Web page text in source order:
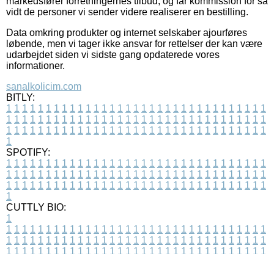
vidt de personer vi sender videre realiserer en bestilling.
Data omkring produkter og internet selskaber ajourføres
løbende, men vi tager ikke ansvar for rettelser der kan være
udarbejdet siden vi sidste gang opdaterede vores
informationer.
sanalkolicim.com
BITLY:
1 1 1 1 1 1 1 1 1 1 1 1 1 1 1 1 1 1 1 1 1 1 1 1 1 1 1 1 1 1 1 1 1
1 1 1 1 1 1 1 1 1 1 1 1 1 1 1 1 1 1 1 1 1 1 1 1 1 1 1 1 1 1 1 1 1
1 1 1 1 1 1 1 1 1 1 1 1 1 1 1 1 1 1 1 1 1 1 1 1 1 1 1 1 1 1 1 1 1
1
SPOTIFY:
1 1 1 1 1 1 1 1 1 1 1 1 1 1 1 1 1 1 1 1 1 1 1 1 1 1 1 1 1 1 1 1 1
1 1 1 1 1 1 1 1 1 1 1 1 1 1 1 1 1 1 1 1 1 1 1 1 1 1 1 1 1 1 1 1 1
1 1 1 1 1 1 1 1 1 1 1 1 1 1 1 1 1 1 1 1 1 1 1 1 1 1 1 1 1 1 1 1 1
1
CUTTLY BIO:
1
1 1 1 1 1 1 1 1 1 1 1 1 1 1 1 1 1 1 1 1 1 1 1 1 1 1 1 1 1 1 1 1 1
1 1 1 1 1 1 1 1 1 1 1 1 1 1 1 1 1 1 1 1 1 1 1 1 1 1 1 1 1 1 1 1 1
1 1 1 1 1 1 1 1 1 1 1 1 1 1 1 1 1 1 1 1 1 1 1 1 1 1 1 1 1 1 1 1 1